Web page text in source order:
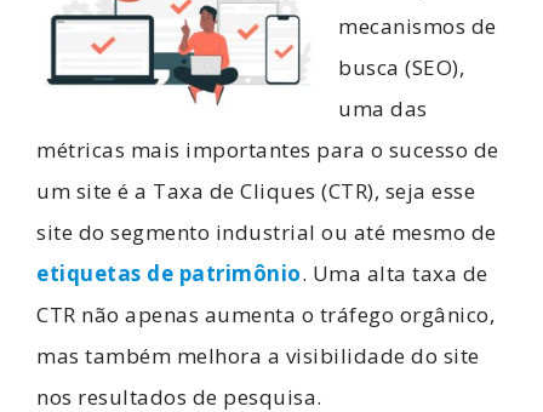
mecanismos de
busca (SEO),
uma das
métricas mais importantes para o sucesso de
um site é a Taxa de Cliques (CTR), seja esse
site do segmento industrial ou até mesmo de
etiquetas de patrimônio. Uma alta taxa de
CTR não apenas aumenta o tráfego orgânico,
mas também melhora a visibilidade do site
nos resultados de pesquisa.